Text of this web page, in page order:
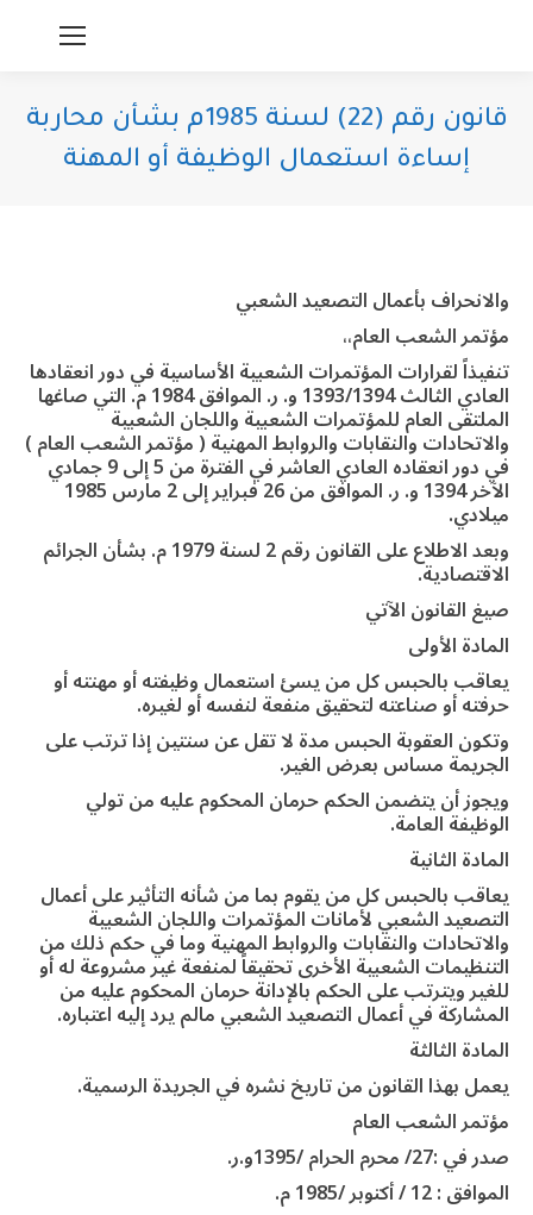
قانون رقم (22) لسنة 1985م بشأن محاربة
إساءة استعمال الوظيفة أو المهنة
والانحراف بأعمال التصعيد الشعبي
مؤتمر الشعب العام،،
تنفيذاً لقرارات المؤتمرات الشعبية الأساسية في دور انعقادها
العادي الثالث 1393/1394 و. ر. الموافق 1984 م. التي صاغها
الملتقى العام للمؤتمرات الشعبية واللجان الشعبية
والاتحادات والنقابات والروابط المهنية ( مؤتمر الشعب العام )
في دور انعقاده العادي العاشر في الفترة من 5 إلى 9 جمادي
الآخر 1394 و. ر. الموافق من 26 فبراير إلى 2 مارس 1985
ميلادي.
وبعد الاطلاع على القانون رقم 2 لسنة 1979 م. بشأن الجرائم
الاقتصادية.
صيغ القانون الآتي
المادة الأولى
يعاقب بالحبس كل من يسئ استعمال وظيفته أو مهنته أو
حرفته أو صناعته لتحقيق منفعة لنفسه أو لغيره.
وتكون العقوبة الحبس مدة لا تقل عن سنتين إذا ترتب على
الجريمة مساس بعرض الغير.
ويجوز أن يتضمن الحكم حرمان المحكوم عليه من تولي
الوظيفة العامة.
المادة الثانية
يعاقب بالحبس كل من يقوم بما من شأنه التأثير على أعمال
التصعيد الشعبي لأمانات المؤتمرات واللجان الشعبية
والاتحادات والنقابات والروابط المهنية وما في حكم ذلك من
التنظيمات الشعبية الأخرى تحقيقاً لمنفعة غير مشروعة له أو
للغير ويترتب على الحكم بالإدانة حرمان المحكوم عليه من
المشاركة في أعمال التصعيد الشعبي مالم يرد إليه اعتباره.
المادة الثالثة
يعمل بهذا القانون من تاريخ نشره في الجريدة الرسمية.
مؤتمر الشعب العام
صدر في :27/ محرم الحرام /1395و.ر.
الموافق : 12 / أكتوبر /1985 م.